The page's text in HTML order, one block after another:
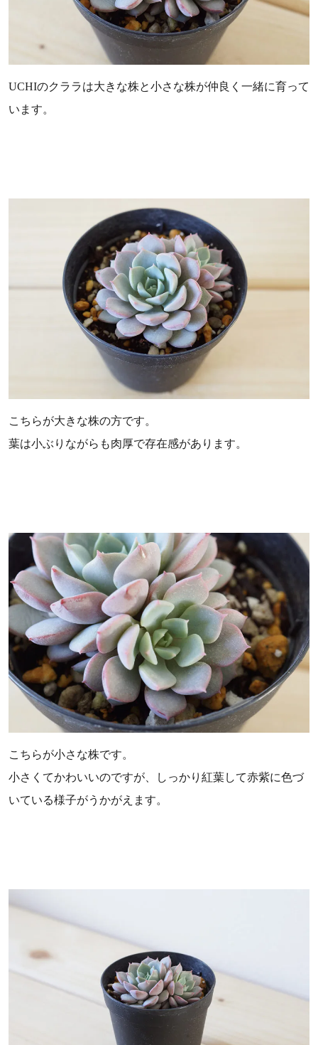
UCHIのクララは大きな株と小さな株が仲良く一緒に育って
います。
こちらが大きな株の方です。
葉は小ぶりながらも肉厚で存在感があります。
こちらが小さな株です。
小さくてかわいいのですが、しっかり紅葉して赤紫に色づ
いている様子がうかがえます。